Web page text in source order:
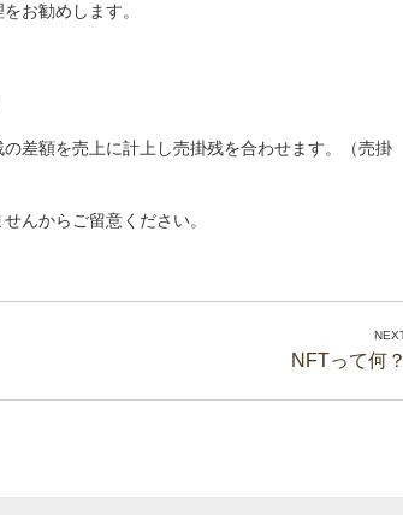
お勧めします。
差額を売上に計上し売掛残を合わせます。（売掛
んからご留意ください。
NFTって何？